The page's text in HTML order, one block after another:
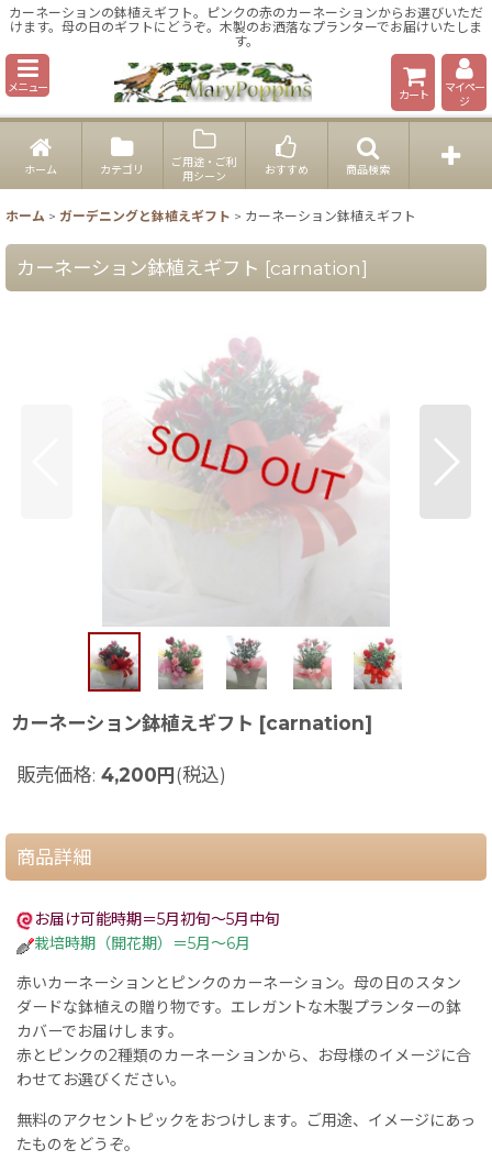
カーネーションの鉢植えギフト。ピンクの赤のカーネーションからお選びいただ
けます。母の日のギフトにどうぞ。木製のお洒落なプランターでお届けいたしま
す。
メニュー カート
マイペー
ジ
ホーム カテゴリ
ご用途・ご利
用シーン
おすすめ 商品検索
ホーム > ガーデニングと鉢植えギフト > カーネーション鉢植えギフト
カーネーション鉢植えギフト [carnation]
カーネーション鉢植えギフト [carnation]
販売価格: 4,200円(税込)
商品詳細
お届け可能時期＝5月初旬〜5月中旬
栽培時期（開花期）＝5月〜6月
赤いカーネーションとピンクのカーネーション。母の日のスタン
ダードな鉢植えの贈り物です。エレガントな木製プランターの鉢
カバーでお届けします。
赤とピンクの2種類のカーネーションから、お母様のイメージに合
わせてお選びください。
無料のアクセントピックをおつけします。ご用途、イメージにあっ
たものをどうぞ。